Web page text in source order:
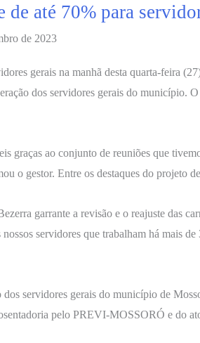
até 70% para
de 2023
gerais na manhã desta quarta-feira
dos servidores gerais do município.
graças ao conjunto de reuniões que
o gestor. Entre os destaques do projeto
garrante a revisão e o reajuste das
servidores que trabalham há mais
servidores gerais do município de
pelo PREVI-MOSSORÓ e do